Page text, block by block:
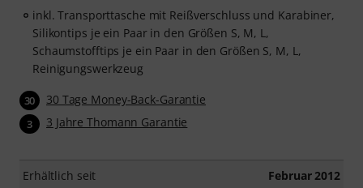
inkl. Transporttasche mit Reißverschluss und Karabiner,
Silikontips je ein Paar in den Größen S, M, L,
Schaumstofftips je ein Paar in den Größen S, M, L,
Reinigungswerkzeug
30 30 Tage Money-Back-Garantie
3 3 Jahre Thomann Garantie
Erhältlich seit Februar 2012